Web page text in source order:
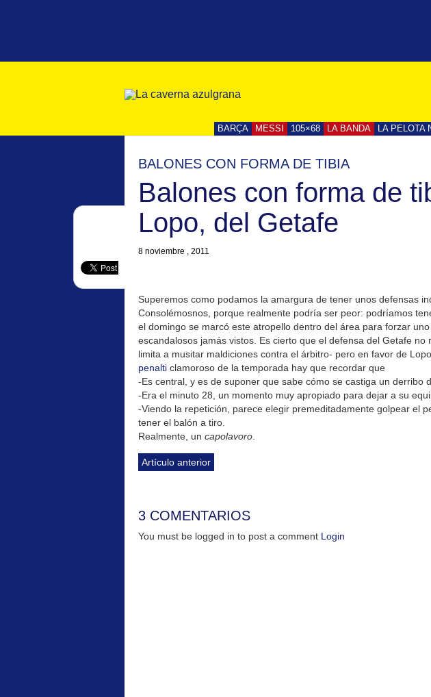
BARÇA MESSI 105×68 LA BANDA LA PELOTA
BALONES CON FORMA DE TIBIA
Balones con forma de
Lopo, del Getafe
8 noviembre , 2011
Superemos como podamos la amargura de tener unos defensas
Consolémosnos, porque realmente podría ser peor: podríamos
el domingo se marcó este atropello dentro del área para forzar
escandalosos jamás vistos. Es cierto que el defensa del Getafe no
limita a musitar maldiciones contra el árbitro- pero en favor de
penalti clamoroso de la temporada hay que recordar que
-Es central, y es de suponer que sabe cómo se castiga un derribo
-Era el minuto 28, un momento muy apropiado para dejar a su
-Viendo la repetición, parece elegir premeditadamente golpear el
tener el balón a tiro.
Realmente, un capolavoro
Artículo anterior
3 COMENTARIOS
You must be logged in to post a comment Login